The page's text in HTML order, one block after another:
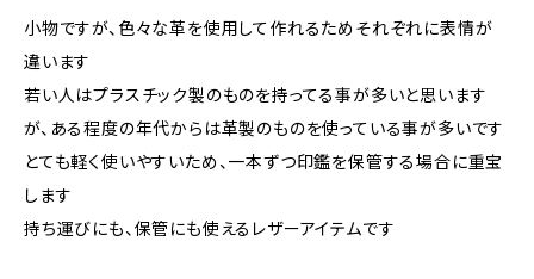
小物ですが、色々な革を使用して作れるためそれぞれに表情が
違います
若い人はプラスチック製のものを持ってる事が多いと思います
が、ある程度の年代からは革製のものを使っている事が多いです
とても軽く使いやすいため、一本ずつ印鑑を保管する場合に重宝
します
持ち運びにも、保管にも使えるレザーアイテムです